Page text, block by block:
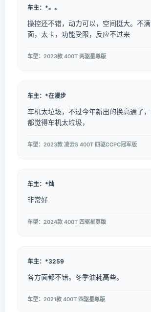
车主：*。。
操控还不错，动力可以，空间挺大。不
面，太卡，功能受限，反应不过来
车型：2023款 400T 两驱星尊版
车主：*在漫步
车机太垃圾，不过今年新出的换高通了
都觉得车机太垃圾，
车型：2023款 凌云S 400T 四驱CCPC冠军版
车主：*灿
非常好
车型：2024款 400T 四驱星尊版
车主：*3259
各方面都不错。冬季油耗高些。
车型：2021款 400T 四驱星尊版